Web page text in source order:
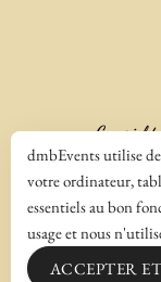
dmbEvents utilise
votre ordinateur,
essentiels au bon
usage et nous
ACCEPTER